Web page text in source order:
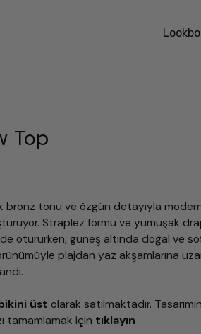
Top
tonu ve özgün detayıyla modern
Straplez formu ve yumuşak
otururken, güneş altında doğal ve
plajdan yaz akşamlarına
üst olarak satılmaktadır.
tamamlamak için tıklayın